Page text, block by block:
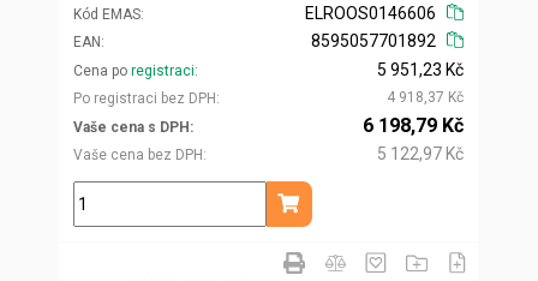
Kód EMAS
EAN
ELROOS0146606
8595057701892
Cena po registraci
Po registraci bez DPH
5 951,23 Kč
4 918,37 Kč
Vaše cena s DPH
Vaše cena bez DPH
6 198,79 Kč
5 122,97 Kč
ks
Přidat do košíku